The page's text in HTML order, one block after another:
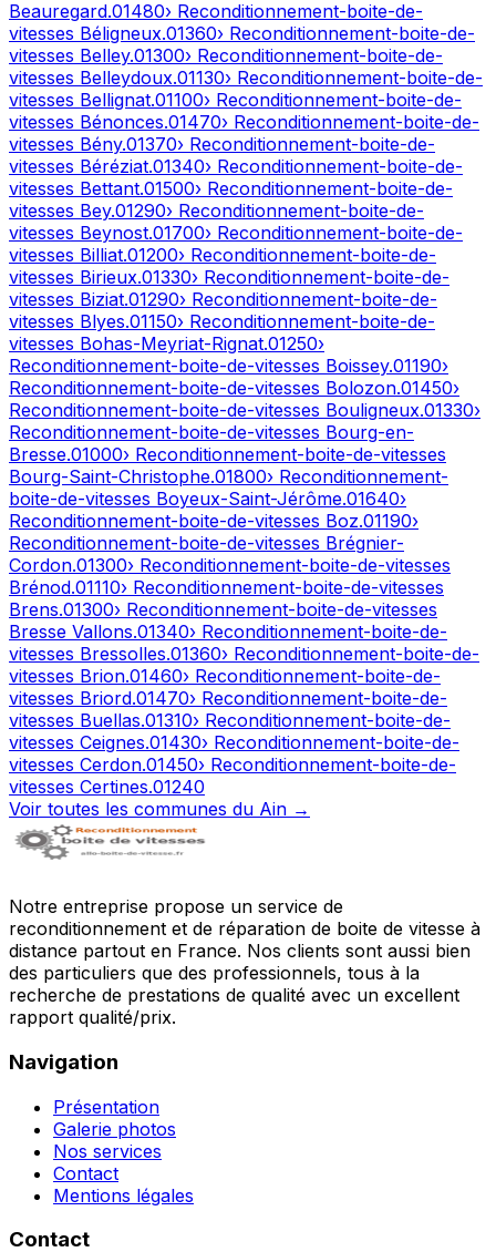
Beauregard.01480› Reconditionnement-boite-de-
vitesses Béligneux.01360› Reconditionnement-boite-de-
vitesses Belley.01300› Reconditionnement-boite-de-
vitesses Belleydoux.01130› Reconditionnement-boite-de-
vitesses Bellignat.01100› Reconditionnement-boite-de-
vitesses Bénonces.01470› Reconditionnement-boite-de-
vitesses Bény.01370› Reconditionnement-boite-de-
vitesses Béréziat.01340› Reconditionnement-boite-de-
vitesses Bettant.01500› Reconditionnement-boite-de-
vitesses Bey.01290› Reconditionnement-boite-de-
vitesses Beynost.01700› Reconditionnement-boite-de-
vitesses Billiat.01200› Reconditionnement-boite-de-
vitesses Birieux.01330› Reconditionnement-boite-de-
vitesses Biziat.01290› Reconditionnement-boite-de-
vitesses Blyes.01150› Reconditionnement-boite-de-
vitesses Bohas-Meyriat-Rignat.01250›
Reconditionnement-boite-de-vitesses Boissey.01190›
Reconditionnement-boite-de-vitesses Bolozon.01450›
Reconditionnement-boite-de-vitesses Bouligneux.01330›
Reconditionnement-boite-de-vitesses Bourg-en-
Bresse.01000› Reconditionnement-boite-de-vitesses
Bourg-Saint-Christophe.01800› Reconditionnement-
boite-de-vitesses Boyeux-Saint-Jérôme.01640›
Reconditionnement-boite-de-vitesses Boz.01190›
Reconditionnement-boite-de-vitesses Brégnier-
Cordon.01300› Reconditionnement-boite-de-vitesses
Brénod.01110› Reconditionnement-boite-de-vitesses
Brens.01300› Reconditionnement-boite-de-vitesses
Bresse Vallons.01340› Reconditionnement-boite-de-
vitesses Bressolles.01360› Reconditionnement-boite-de-
vitesses Brion.01460› Reconditionnement-boite-de-
vitesses Briord.01470› Reconditionnement-boite-de-
vitesses Buellas.01310› Reconditionnement-boite-de-
vitesses Ceignes.01430› Reconditionnement-boite-de-
vitesses Cerdon.01450› Reconditionnement-boite-de-
vitesses Certines.01240
Voir toutes les communes du Ain →
Notre entreprise propose un service de
reconditionnement et de réparation de boite de vitesse à
distance partout en France. Nos clients sont aussi bien
des particuliers que des professionnels, tous à la
recherche de prestations de qualité avec un excellent
rapport qualité/prix.
Navigation
Présentation
Galerie photos
Nos services
Contact
Mentions légales
Contact